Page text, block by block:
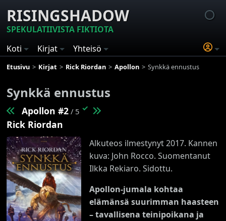
RISINGSHADOW
SPEKULATIIVISTA FIKTIOTA
Koti
Kirjat Yhteisö
Etusivu Kirjat Rick Riordan Apollon Synkkä ennustus
Synkkä ennustus
Apollon #2 / 5 ✓
Rick Riordan
Alkuteos ilmestynyt 2017. Kannen
kuva: John Rocco. Suomentanut
Ilkka Rekiaro. Sidottu.
Apollon-jumala kohtaa
elämänsä suurimman haasteen
– tavallisena teinipoikana ja